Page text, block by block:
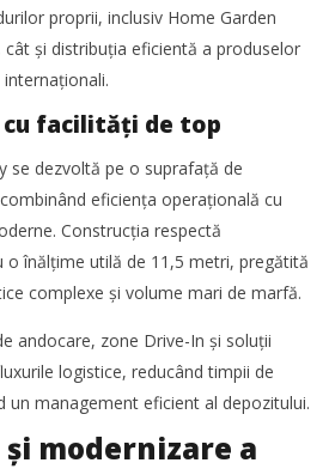
NOW VIEWING
milioane de euro într-un nou
proprii, inclusiv Home Garden
cât și distribuția eficientă a produselor
facilități de top
se dezvoltă pe o suprafață de
eficiența operațională cu
Construcția respectă
o înălțime utilă de 11,5 metri, pregătită
complexe și volume mari de marfă.
andocare, zone Drive-In și soluții
logistice, reducând timpii de
un management eficient al depozitului.
modernizare a